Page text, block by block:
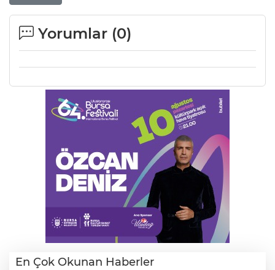
Yorumlar (0)
En Çok Okunan Haberler